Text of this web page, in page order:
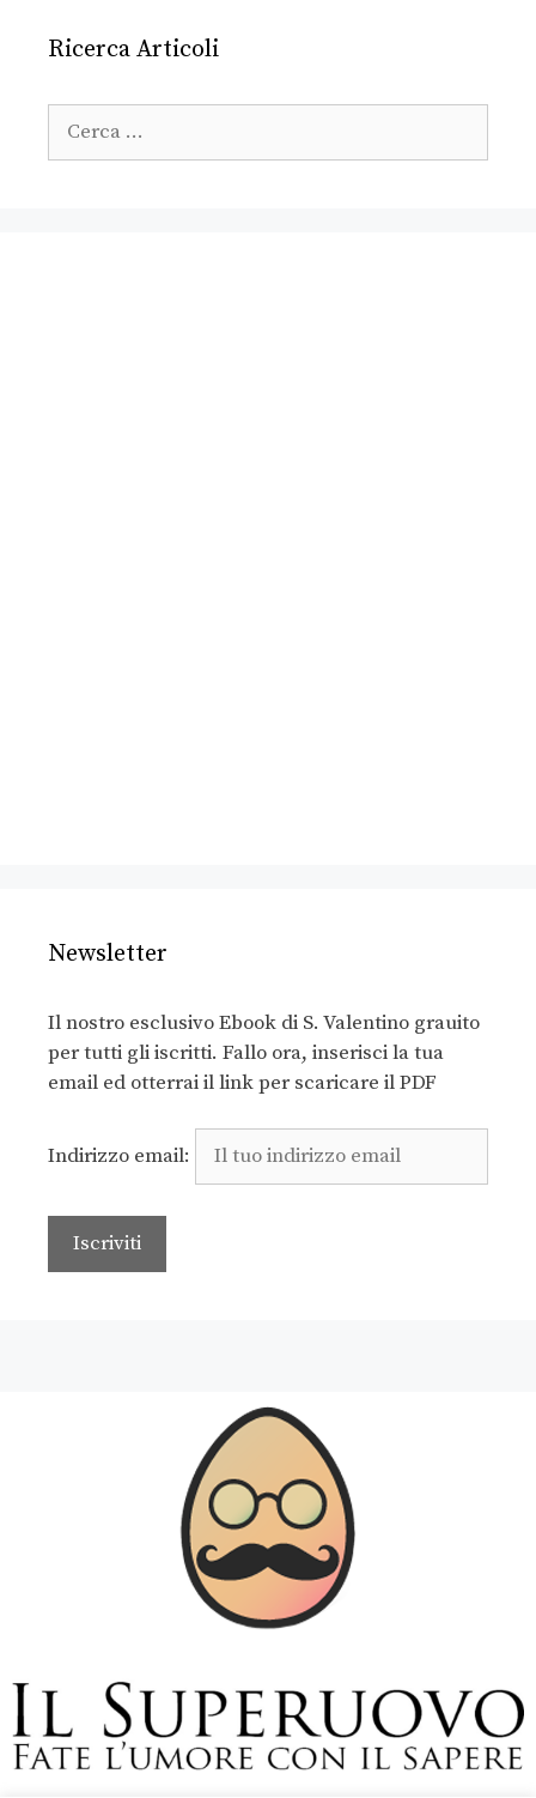
Ricerca Articoli
Newsletter
Il nostro esclusivo Ebook di S. Valentino grauito
per tutti gli iscritti. Fallo ora, inserisci la tua
email ed otterrai il link per scaricare il PDF
Indirizzo email: